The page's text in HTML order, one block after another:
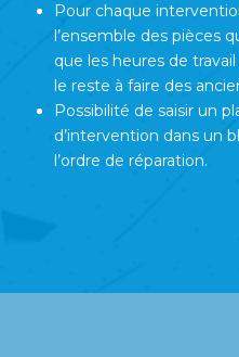
Pour chaque
l’ensemble des pièces
que les heures de
le reste à faire des
Possibilité de saisir un
d’intervention dans un
l’ordre de réparation.